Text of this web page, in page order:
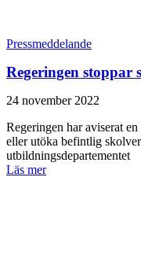
Pressmeddelande
Regeringen stoppar
24 november 2022
Regeringen har aviserat
eller utöka befintlig
utbildningsdepartementet
Läs mer